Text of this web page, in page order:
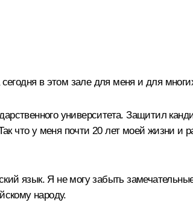
в этом зале для меня и для
университета. Защитил
что у меня почти 20 лет моей жизни и
язык. Я не могу забыть
народу.